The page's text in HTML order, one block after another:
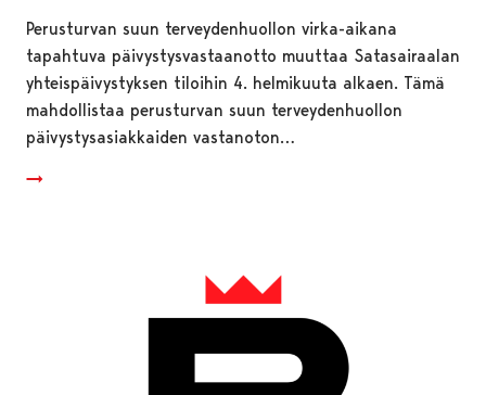
Perusturvan suun terveydenhuollon virka-aikana
tapahtuva päivystysvastaanotto muuttaa Satasairaalan
yhteispäivystyksen tiloihin 4. helmikuuta alkaen. Tämä
mahdollistaa perusturvan suun terveydenhuollon
päivystysasiakkaiden vastanoton…